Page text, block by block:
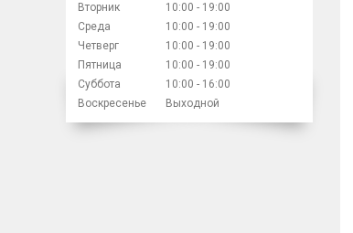
Вторник
10:00
19:00
Среда
10:00
19:00
Четверг
10:00
19:00
Пятница
10:00
19:00
Суббота
10:00
16:00
Воскресенье
Выходной